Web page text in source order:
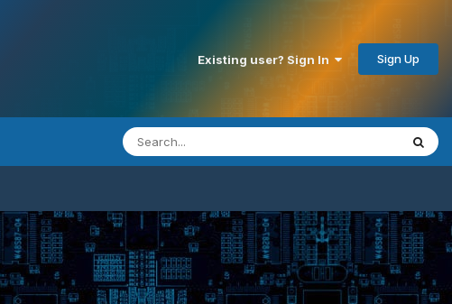
Existing user? Sign In Sign Up